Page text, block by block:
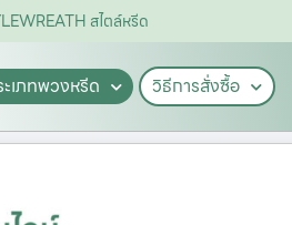
สไตล์หรีด
เภทพวงหรีด วิธีการสั่งซื้อ